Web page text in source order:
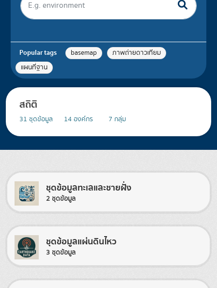
Popular tags basemap
ภาพถ่ายดาวเทียม
แผนที่ฐาน
สถิติ
31 ชุดข้อมูล 14 องค์กร 7 กลุ่ม
ชุดข้อมูลทะเลและชายฝั่ง
2 ชุดข้อมูล
ชุดข้อมูลแผ่นดินไหว
3 ชุดข้อมูล